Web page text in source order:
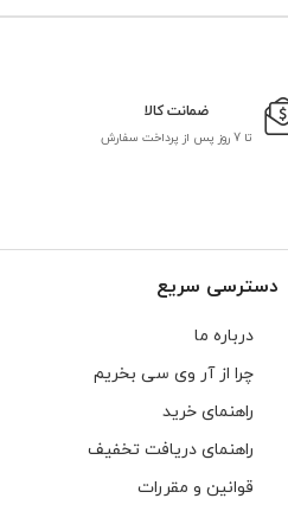
ضمانت کالا
تا 7 روز پس از پرداخت سفارش
دسترسی سریع
درباره ما
چرا از آر وی سی بخریم
راهنمای خرید
راهنمای دریافت تخفیف
قوانین و مقررات